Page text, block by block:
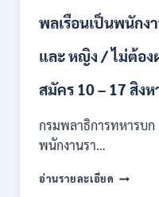
พลเรือนเป็นพนักง
และ หญิง / ไม่ต้อ
สมัคร 10 – 17 สิง
กรมพลาธิการทหารบก
พนักงานรา…
อ่านรายละเอียด กรม